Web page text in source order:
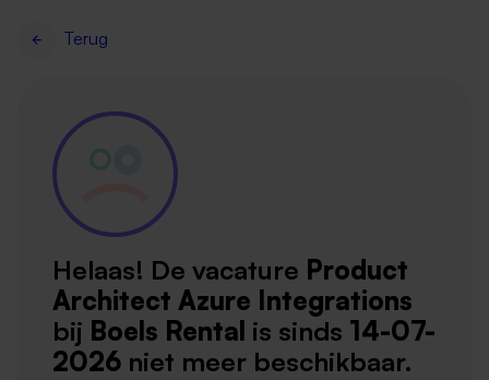
Terug
Helaas! De vacature Product
Architect Azure Integrations
bij Boels Rental is sinds 14-07-
2026 niet meer beschikbaar.